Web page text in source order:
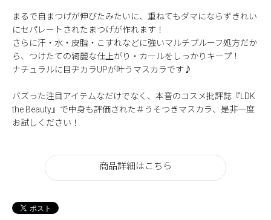
まるで自まつげが伸びたみたいに、重ねてもダマにならずきれい
にセパレートされたまつげが作れます！
さらに汗・水・皮脂・こすれなどに強いマルチプルーフ処方だか
ら、つけたての綺麗な仕上がり・カールをしっかりキープ！
ナチュラルに目ヂカラUPが叶うマスカラです♪
バズった注目アイテムなだけでなく、本音のコスメ批評誌『LDK
the Beauty』で中身も評価された＃うそつきマスカラ、是非一度
お試しください！
商品詳細はこちら